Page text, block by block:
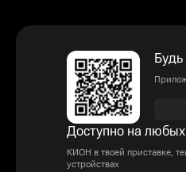
Доступно на
КИОН в твоей приставке,
устройствах